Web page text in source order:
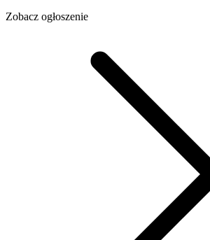
Zobacz ogłoszenie